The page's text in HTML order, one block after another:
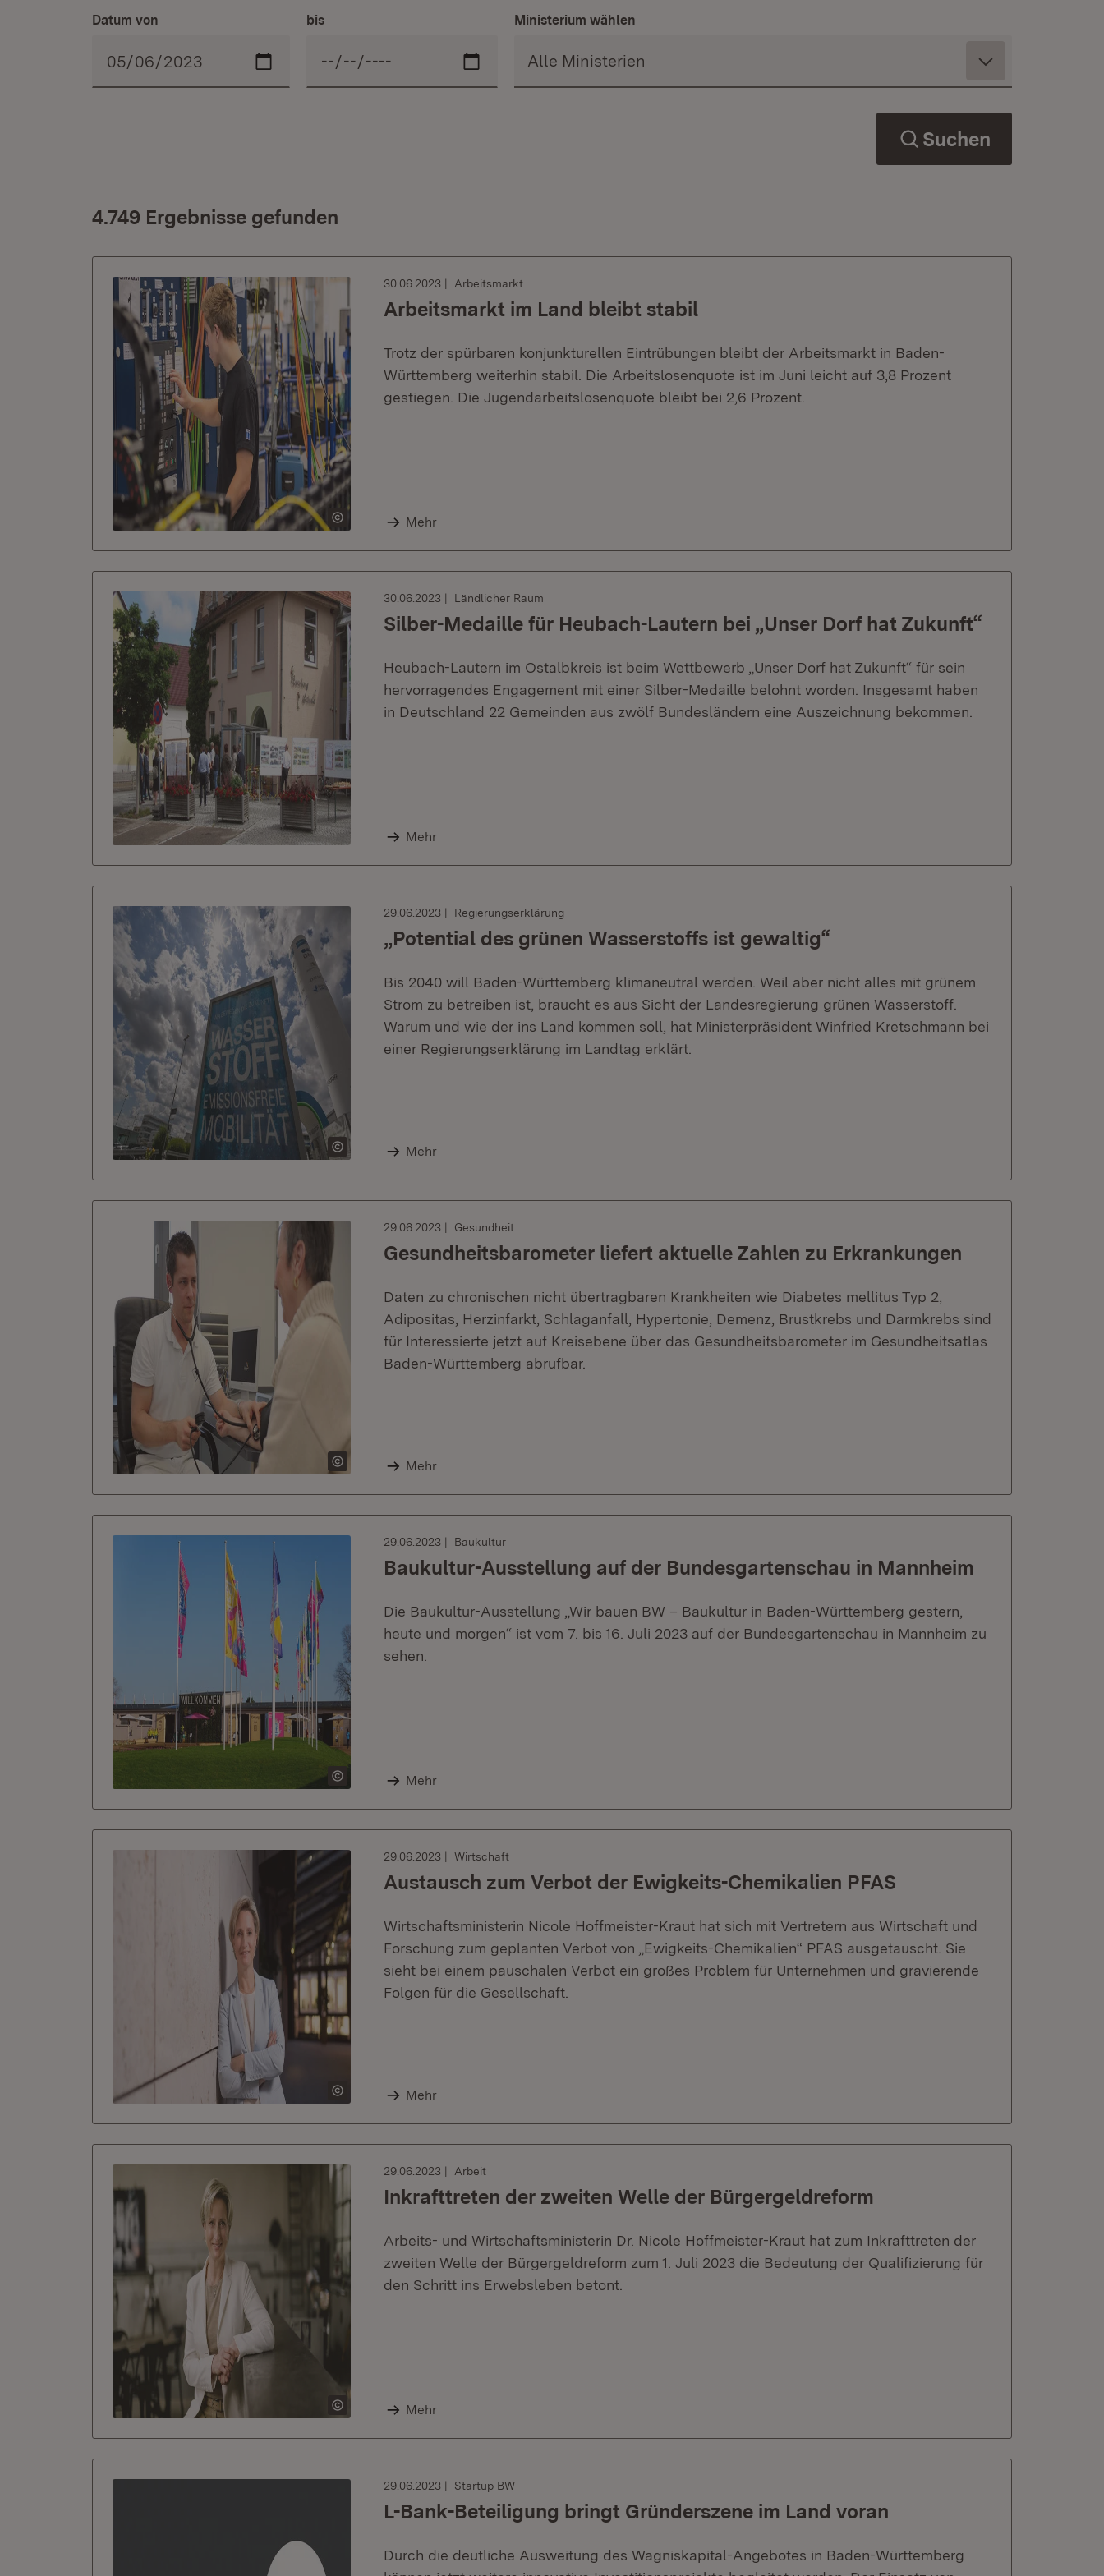
Datum von bis Ministerium wählen
Suchen
4.749 Ergebnisse gefunden
30.06.2023 Arbeitsmarkt
Arbeitsmarkt im Land bleibt stabil
Trotz der spürbaren konjunkturellen Eintrübungen bleibt der Arbeitsmarkt in Baden-
Württemberg weiterhin stabil. Die Arbeitslosenquote ist im Juni leicht auf 3,8 Prozent
gestiegen. Die Jugendarbeitslosenquote bleibt bei 2,6 Prozent.
Mehr
30.06.2023 Ländlicher Raum
Silber-Medaille für Heubach-Lautern bei „Unser Dorf hat Zukunft“
Heubach-Lautern im Ostalbkreis ist beim Wettbewerb „Unser Dorf hat Zukunft“ für sein
hervorragendes Engagement mit einer Silber-Medaille belohnt worden. Insgesamt haben
in Deutschland 22 Gemeinden aus zwölf Bundesländern eine Auszeichnung bekommen.
Mehr
29.06.2023 Regierungserklärung
„Potential des grünen Wasserstoffs ist gewaltig“
Bis 2040 will Baden-Württemberg klimaneutral werden. Weil aber nicht alles mit grünem
Strom zu betreiben ist, braucht es aus Sicht der Landesregierung grünen Wasserstoff.
Warum und wie der ins Land kommen soll, hat Ministerpräsident Winfried Kretschmann bei
einer Regierungserklärung im Landtag erklärt.
Mehr
29.06.2023 Gesundheit
Gesundheitsbarometer liefert aktuelle Zahlen zu Erkrankungen
Daten zu chronischen nicht übertragbaren Krankheiten wie Diabetes mellitus Typ 2,
Adipositas, Herzinfarkt, Schlaganfall, Hypertonie, Demenz, Brustkrebs und Darmkrebs sind
für Interessierte jetzt auf Kreisebene über das Gesundheitsbarometer im Gesundheitsatlas
Baden-Württemberg abrufbar.
Mehr
29.06.2023 Baukultur
Baukultur-Ausstellung auf der Bundesgartenschau in Mannheim
Die Baukultur-Ausstellung „Wir bauen BW – Baukultur in Baden-Württemberg gestern,
heute und morgen“ ist vom 7. bis 16. Juli 2023 auf der Bundesgartenschau in Mannheim zu
sehen.
Mehr
29.06.2023 Wirtschaft
Austausch zum Verbot der Ewigkeits-Chemikalien PFAS
Wirtschaftsministerin Nicole Hoffmeister-Kraut hat sich mit Vertretern aus Wirtschaft und
Forschung zum geplanten Verbot von „Ewigkeits-Chemikalien“ PFAS ausgetauscht. Sie
sieht bei einem pauschalen Verbot ein großes Problem für Unternehmen und gravierende
Folgen für die Gesellschaft.
Mehr
29.06.2023 Arbeit
Inkrafttreten der zweiten Welle der Bürgergeldreform
Arbeits- und Wirtschaftsministerin Dr. Nicole Hoffmeister-Kraut hat zum Inkrafttreten der
zweiten Welle der Bürgergeldreform zum 1. Juli 2023 die Bedeutung der Qualifizierung für
den Schritt ins Erwebsleben betont.
Mehr
29.06.2023 Startup BW
L-Bank-Beteiligung bringt Gründerszene im Land voran
Durch die deutliche Ausweitung des Wagniskapital-Angebotes in Baden-Württemberg